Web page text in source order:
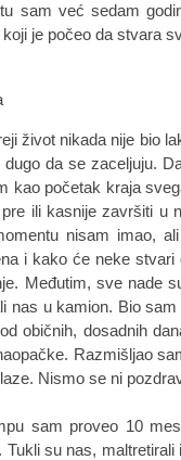
sam već sedam
je počeo da stvara
život nikada nije bio
da se zaceljuju.
kao početak kraja
ili kasnije završiti u
nisam imao,
i kako će neke
Međutim, sve nade
nas u kamion. Bio
običnih, dosadnih
Razmišljao
Nismo se ni
sam proveo 10
Tukli su nas,